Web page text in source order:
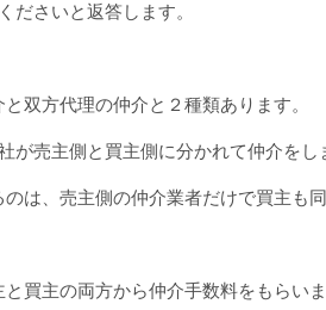
ださいと返答します。
双方代理の仲介と２種類あります。
が売主側と買主側に分かれて仲介をし
は、売主側の仲介業者だけで買主も同
買主の両方から仲介手数料をもらいま